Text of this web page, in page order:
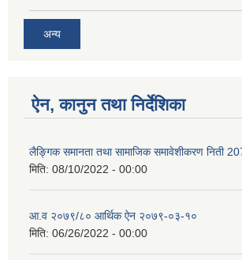
अन्य
ऐन, कानुन तथा निर्देशिका
लैङ्गिक समानता तथा सामाजिक समावेशीकरण निती
मिति: 08/10/2022 - 00:00
आ.व २०७९/८० आर्थिक ऐन २०७९-०३-१०
मिति: 06/26/2022 - 00:00